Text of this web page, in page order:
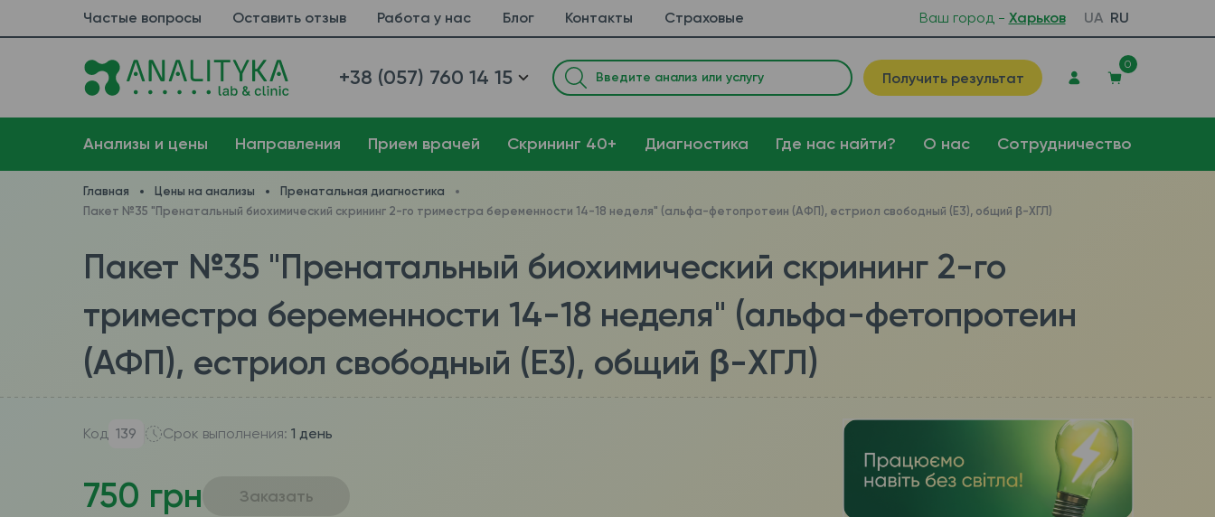
Частые вопросы Оставить отзыв Работа у нас Блог Контакты Страховые Ваш город - Харьков UA RU
+38 (057) 760 14 15 Получить результат
0
Анализы и цены Направления Прием врачей Cкрининг 40+ Диагностика Где нас найти? О нас Сотрудничество
Главная Цены на анализы
Пренатальная диагностика
Пакет №35 "Пренатальный биохимический скрининг 2-го триместра беременности 14-18 неделя" (альфа-фетопротеин (АФП), естриол свободный (Е3), общий β-ХГЛ)
Пакет №35 "Пренатальный биохимический скрининг 2-го
триместра беременности 14-18 неделя" (альфа-фетопротеин
(АФП), естриол свободный (Е3), общий β-ХГЛ)
Код 139 Срок выполнения: 1 день
750 грн Заказать